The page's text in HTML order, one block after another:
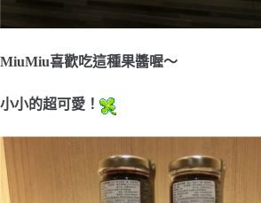
MiuMiu喜歡吃這種果醬喔～
小小的超可愛！